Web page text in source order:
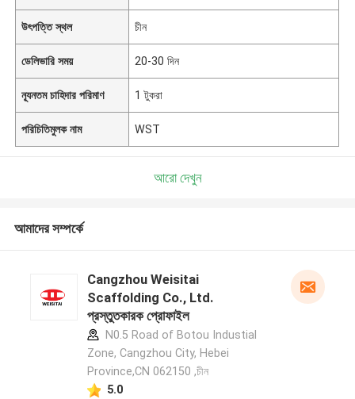
উৎপত্তি স্থল চীন
ডেলিভারি সময় 20-30 দিন
ন্যূনতম চাহিদার পরিমাণ 1 টুকরা
পরিচিতিমুলক নাম WST
আরো দেখুন
আমাদের সম্পর্কে
Cangzhou Weisitai
Scaffolding Co., Ltd.
প্রস্তুতকারক প্রোফাইল
N0.5 Road of Botou Industial
Zone, Cangzhou City, Hebei
Province,CN 062150 ,চীন
5.0